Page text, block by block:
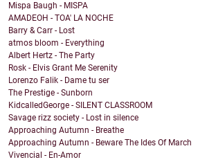
Mispa Baugh - MISPA
AMADEOH - TOA' LA NOCHE
Barry & Carr - Lost
atmos bloom - Everything
Albert Hertz - The Party
Rosk - Elvis Grant Me Serenity
Lorenzo Falik - Dame tu ser
The Prestige - Sunborn
KidcalledGeorge - SILENT CLASSROOM
Savage rizz society - Lost in silence
Approaching Autumn - Breathe
Approaching Autumn - Beware The Ides Of March
Vivencial - En-Amor